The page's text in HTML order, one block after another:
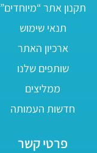
תקנון אתר “מיוחדים”
תנאי שימוש
ארכיון האתר
שותפים שלנו
ממליצים
חדשות העמותה
פרטי קשר